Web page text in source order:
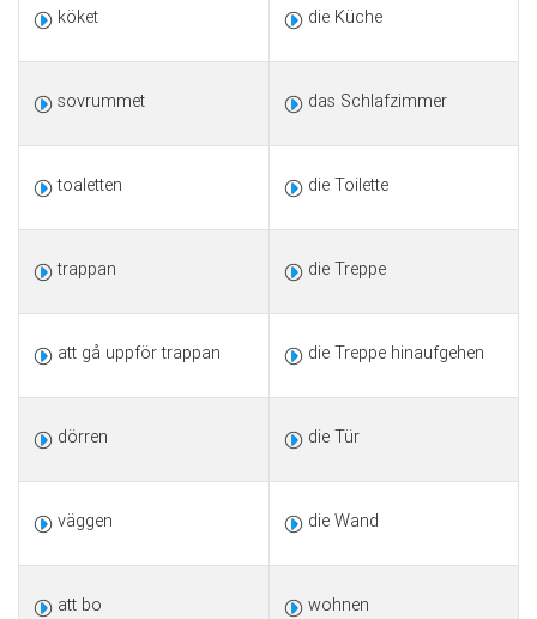
köket die Küche
sovrummet das Schlafzimmer
toaletten die Toilette
trappan die Treppe
att gå uppför trappan die Treppe hinaufgehen
dörren die Tür
väggen die Wand
att bo wohnen